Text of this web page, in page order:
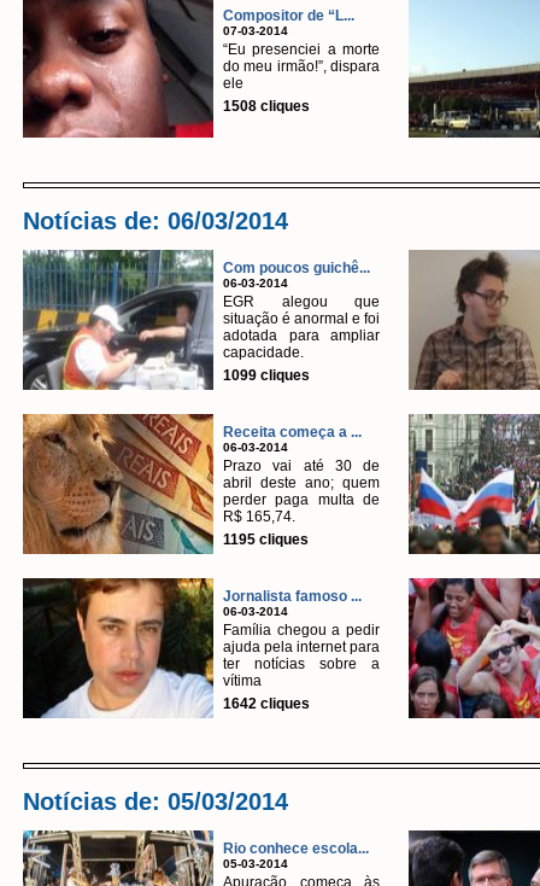
Compositor de “L...
07-03-2014
“Eu presenciei a morte
do meu irmão!”, dispara
ele
1508 cliques
Notícias de: 06/03/2014
Com poucos guichê...
06-03-2014
EGR alegou que
situação é anormal e foi
adotada para ampliar
capacidade.
1099 cliques
Receita começa a ...
06-03-2014
Prazo vai até 30 de
abril deste ano; quem
perder paga multa de
R$ 165,74.
1195 cliques
Jornalista famoso ...
06-03-2014
Família chegou a pedir
ajuda pela internet para
ter notícias sobre a
vítima
1642 cliques
Notícias de: 05/03/2014
Rio conhece escola...
05-03-2014
Apuração começa às